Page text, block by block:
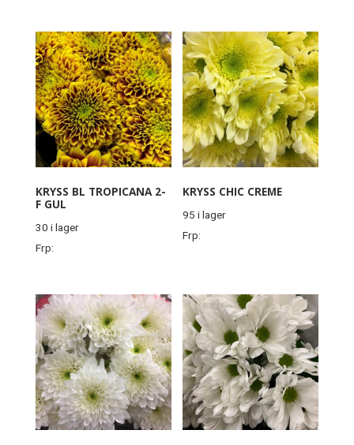
KRYSS BL TROPICANA 2-
F GUL
30 i lager
Frp:
KRYSS CHIC CREME
95 i lager
Frp: